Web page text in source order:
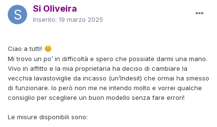
Si Oliveira
Inserito: 19 marzo 2025
Ciao a tutti! 😊
Mi trovo un po’ in difficoltà e spero che possiate darmi una mano.
Vivo in affitto e la mia proprietaria ha deciso di cambiare la
vecchia lavastoviglie da incasso (un’Indesit) che ormai ha smesso
di funzionare. Io però non me ne intendo molto e vorrei qualche
consiglio per scegliere un buon modello senza fare errori!
Le misure disponibili sono: